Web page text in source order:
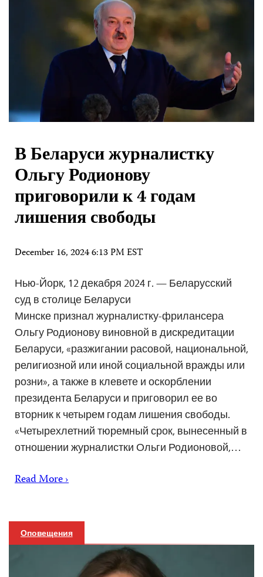
В Беларуси журналистку
Ольгу Родионову
приговорили к 4 годам
лишения свободы
December 16, 2024 6:13 PM EST
Нью-Йорк, 12 декабря 2024 г. — Беларусский
суд в столице Беларуси
Минске признал журналистку-фрилансера
Ольгу Родионову виновной в дискредитации
Беларуси, «разжигании расовой, национальной,
религиозной или иной социальной вражды или
розни», а также в клевете и оскорблении
президента Беларуси и приговорил ее во
вторник к четырем годам лишения свободы.
«Четырехлетний тюремный срок, вынесенный в
отношении журналистки Ольги Родионовой,…
Read More ›
Оповещения